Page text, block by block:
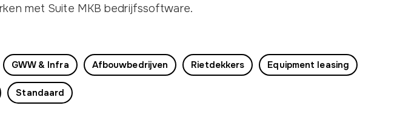
met Suite MKB bedrijfssoftware.
GWW & Infra Afbouwbedrijven Rietdekkers Equipment leasing
Standaard